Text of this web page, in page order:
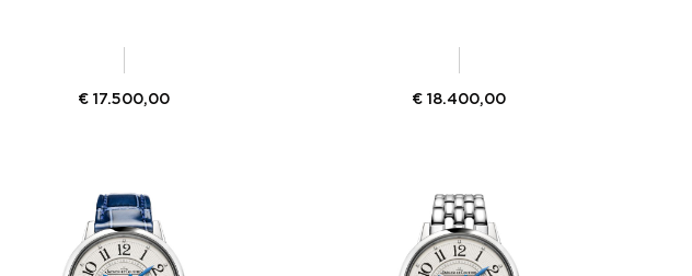
€ 17.500,00 € 18.400,00